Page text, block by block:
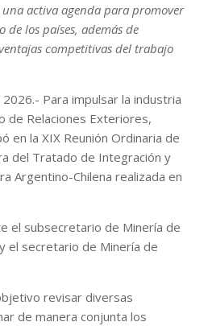
activa agenda para promover
de los países, además de
competitivas del trabajo
Para impulsar la industria
de Relaciones Exteriores,
en la XIX Reunión Ordinaria de
del Tratado de Integración y
Argentino-Chilena realizada en
el subsecretario de Minería de
el secretario de Minería de
revisar diversas
de manera conjunta los